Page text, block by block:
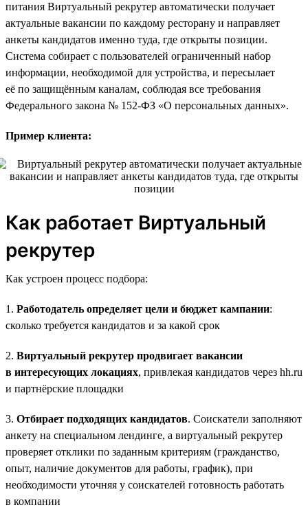
питания Виртуальный рекрутер автоматически получает
актуальные вакансии по каждому ресторану и направляет
анкеты кандидатов именно туда, где открыты позиции.
Система собирает с пользователей ограниченный набор
информации, необходимой для устройства, и пересылает
её по защищённым каналам, соблюдая все требования
Федерального закона № 152-ФЗ «О персональных данных».
Пример клиента:
Как работает Виртуальный
рекрутер
Как устроен процесс подбора:
1. Работодатель определяет цели и бюджет кампании:
сколько требуется кандидатов и за какой срок
2. Виртуальный рекрутер продвигает вакансии
в интересующих локациях, привлекая кандидатов через hh.ru
и партнёрские площадки
3. Отбирает подходящих кандидатов. Соискатели заполняют
анкету на специальном лендинге, а виртуальный рекрутер
проверяет отклики по заданным критериям (гражданство,
опыт, наличие документов для работы, график), при
необходимости уточняя у соискателей готовность работать
в компании